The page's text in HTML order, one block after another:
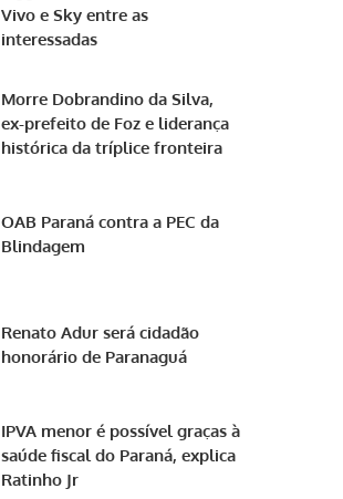
Vivo e Sky entre as
interessadas
Morre Dobrandino da Silva,
ex-prefeito de Foz e liderança
histórica da tríplice fronteira
OAB Paraná contra a PEC da
Blindagem
Renato Adur será cidadão
honorário de Paranaguá
IPVA menor é possível graças à
saúde fiscal do Paraná, explica
Ratinho Jr